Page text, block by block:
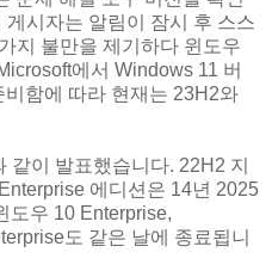
시자는 알림이 잠시 후 스스
지 불만을 제기하다 윈도우
에서 Windows 11 버
함에 따라 현재는 23H2와
같이 발표했습니다. 22H2 지
에디션은 14년 2025
도우 10 Enterprise,
도 같은 날에 종료됩니